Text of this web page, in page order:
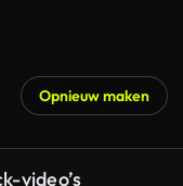
Opnieuw maken
video’s